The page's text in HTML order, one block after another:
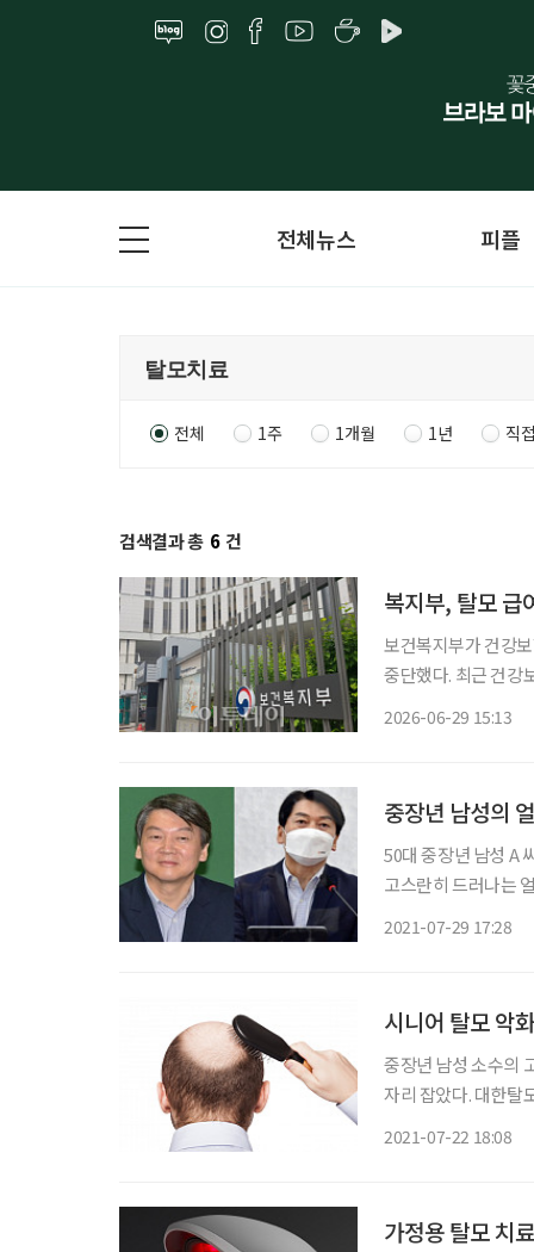
전체뉴스 피플
전체 1주 1개월 1년 직
검색결과 총 6 건
복지부, 탈모 급
보건복지부가 건강
중단했다. 최근 건강
2026-06-29 15:13
중장년 남성의
50대 중장년 남성 A
고스란히 드러나는
2021-07-29 17:28
시니어 탈모 악
중장년 남성 소수의
자리 잡았다. 대한탈
2021-07-22 18:08
가정용 탈모 치